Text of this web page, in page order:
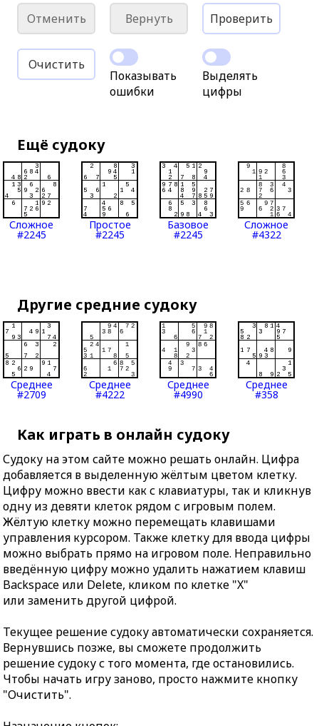
Отменить Вернуть Проверить
Очистить
Показывать
ошибки
Выделять
цифры
Ещё судоку
Сложное
#2245
Простое
#2245
Базовое
#2245
Сложное
#4322
Другие средние судоку
Среднее
#2709
Среднее
#4222
Среднее
#4990
Среднее
#358
Как играть в онлайн судоку
Судоку на этом сайте можно решать онлайн. Цифра
добавляется в выделенную жёлтым цветом клетку.
Цифру можно ввести как с клавиатуры, так и кликнув
одну из девяти клеток рядом с игровым полем.
Жёлтую клетку можно перемещать клавишами
управления курсором. Также клетку для ввода цифры
можно выбрать прямо на игровом поле. Неправильно
введённую цифру можно удалить нажатием клавиш
Backspace или Delete, кликом по клетке "X"
или заменить другой цифрой.
Текущее решение судоку автоматически сохраняется.
Вернувшись позже, вы сможете продолжить
решение судоку с того момента, где остановились.
Чтобы начать игру заново, просто нажмите кнопку
"Очистить".